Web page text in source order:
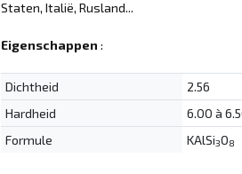
Staten, Italië, Rusland...
Eigenschappen :
Dichtheid
2.56
Hardheid
6.00 à
Formule
KAlSi3O8